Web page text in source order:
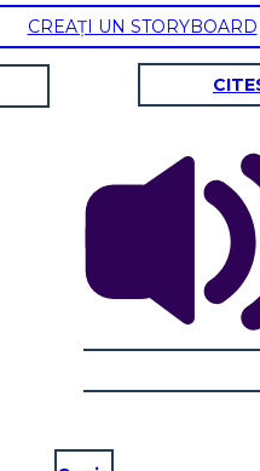
CREAȚI UN STORYBOARD